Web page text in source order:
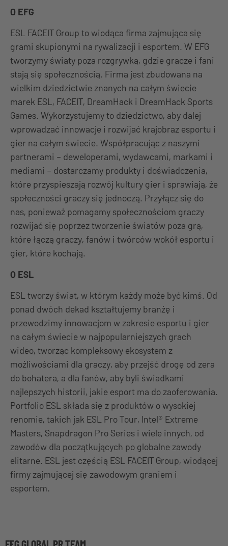
O EFG
ESL FACEIT Group to wiodąca firma zajmująca się
grami skupionymi na rywalizacji i esportem. W EFG
tworzymy światy poza rozgrywką, gdzie gracze i fani
stają się społecznością. Firma jest zbudowana na
wielkim dziedzictwie znanych na całym świecie
marek ESL, FACEIT, DreamHack i DreamHack Sports
Games. Wykorzystujemy to dziedzictwo, aby dalej
wprowadzać innowacje i rozwijać krajobraz esportu i
gier na całym świecie. Współpracując z naszymi
partnerami – deweloperami, wydawcami, markami i
mediami – dostarczamy produkty i doświadczenia,
które przyspieszają rozwój kultury gier i sprawiają, że
społeczności graczy się jednoczą. Przyłącz się do
nas, ponieważ pomagamy społecznościom graczy
rozwijać się poprzez tworzenie światów poza grą,
które łączą graczy, fanów i twórców wokół esportu i
gier, które kochają.
O ESL
ESL tworzy świat, w którym każdy może być kimś. Od
ponad dwóch dekad kształtujemy branżę i
przewodzimy innowacjom w zakresie esportu i gier
na całym świecie w najpopularniejszych grach
wideo, tworząc kompleksowy ekosystem z
możliwościami dla graczy, aby przejść drogę od zera
do bohatera, a dla fanów, aby byli świadkami
najlepszych historii, jakie esport ma do zaoferowania.
Portfolio ESL składa się z produktów o wysokiej
renomie, takich jak ESL Pro Tour, Intel® Extreme
Masters, Snapdragon Pro Series i wiele innych, od
zawodów dla początkujących po globalne zawody
elitarne. ESL jest częścią ESL FACEIT Group, wiodącej
firmy zajmującej się zawodowym graniem i
esportem.